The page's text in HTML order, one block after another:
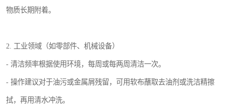
物质长期附着。
2. 工业领域（如零部件、机械设备）
- 清洁频率根据使用环境，每周或每两周清洁一次。
- 操作建议对于油污或金属屑残留，可用软布蘸取去油剂或洗洁精擦
拭，再用清水冲洗。